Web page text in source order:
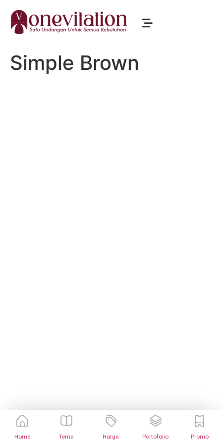
Home Tema Harga Portofolio Promo
Simple Brown